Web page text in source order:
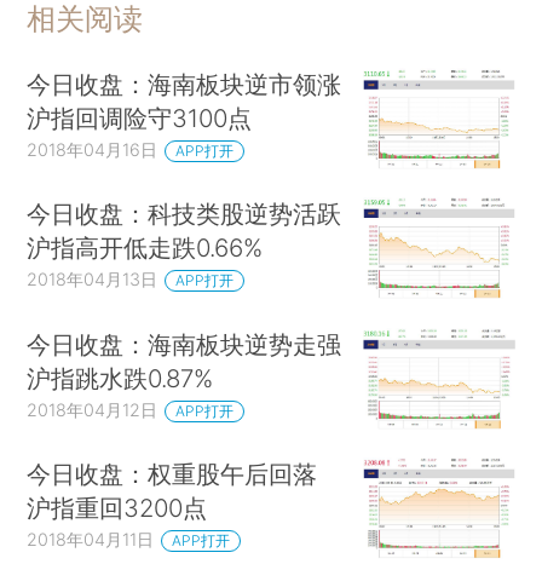
相关阅读
今日收盘：海南板块逆市领涨
沪指回调险守3100点
2018年04月16日 APP打开
今日收盘：科技类股逆势活跃
沪指高开低走跌0.66%
2018年04月13日 APP打开
今日收盘：海南板块逆势走强
沪指跳水跌0.87%
2018年04月12日 APP打开
今日收盘：权重股午后回落
沪指重回3200点
2018年04月11日 APP打开